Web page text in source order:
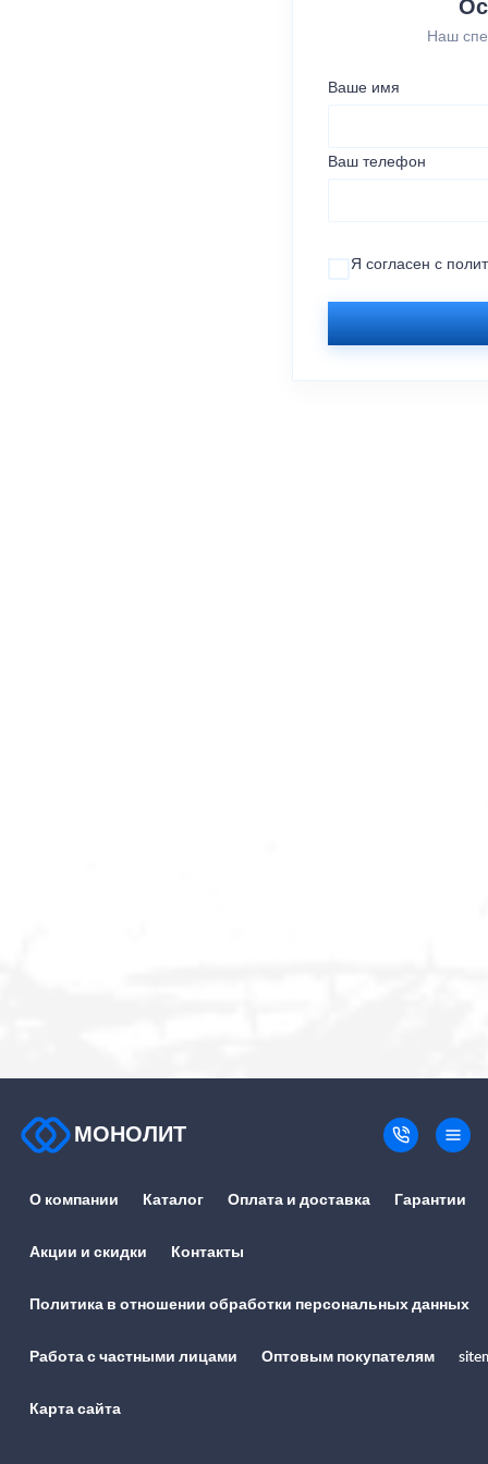
Наш
Ваше имя
Ваш телефон
Я согласен с
МОНОЛИТ
О компании Каталог Оплата и доставка Гарантии
Акции и скидки Контакты
Политика в отношении обработки персональных данных
Работа с частными лицами Оптовым покупателям
Карта сайта